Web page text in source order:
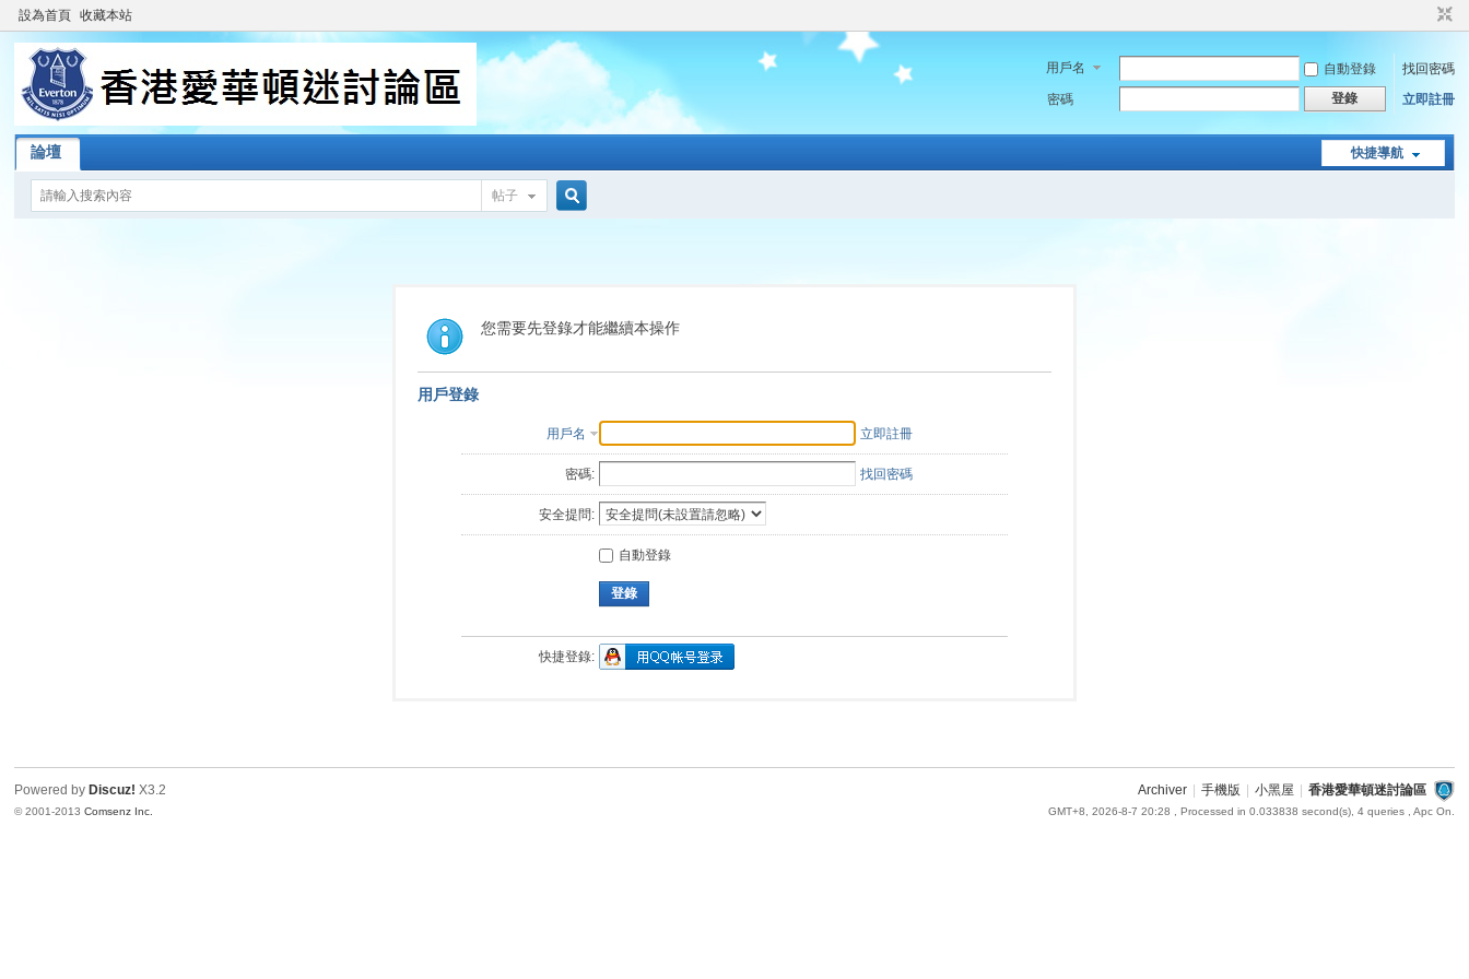
設為首頁 收藏本站
用戶名 自動登錄
找回密碼
密碼
登錄 立即註冊
快捷導航
論壇
帖子
索
您需要先登錄才能繼續本操作
用戶登錄
用戶名 立即註冊
密碼: 找回密碼
安全提問:
自動登錄
登錄
快捷登錄:
Archiver 手機版 小黑屋 香港愛華頓迷討論區
GMT+8, 2026-8-7 20:28 , Processed in 0.033838 second(s), 4 queries , Apc On.
Powered by Discuz! X3.2
© 2001-2013Comsenz Inc.